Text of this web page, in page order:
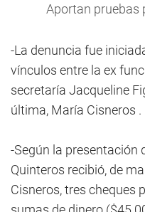
Aportan pruebas
-La denuncia fue
vínculos entre la ex
secretaría Jacqueline
última, María Cisneros .
-Según la presentación
Quinteros recibió, de
Cisneros, tres cheques